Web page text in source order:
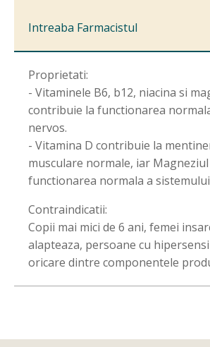
Intreaba Farmacistul
Proprietati:
- Vitaminele B6, b12, niacina si
contribuie la functionarea
nervos.
- Vitamina D contribuie la
musculare normale, iar
functionarea normala a
Contraindicatii:
Copii mai mici de 6 ani, femei
alapteaza, persoane cu
oricare dintre componentele